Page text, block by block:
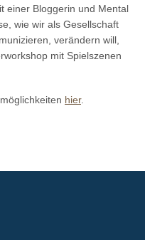
einer Bloggerin und Mental
wie wir als Gesellschaft
verändern will,
mit Spielszenen
hier.